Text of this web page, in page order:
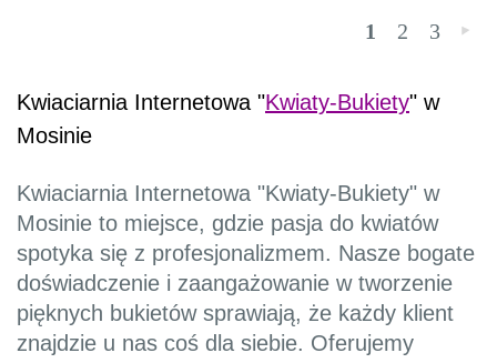
1 2 3 »
Kwiaciarnia Internetowa "Kwiaty-Bukiety" w
Mosinie
Kwiaciarnia Internetowa "Kwiaty-Bukiety" w
Mosinie to miejsce, gdzie pasja do kwiatów
spotyka się z profesjonalizmem. Nasze bogate
doświadczenie i zaangażowanie w tworzenie
pięknych bukietów sprawiają, że każdy klient
znajdzie u nas coś dla siebie. Oferujemy